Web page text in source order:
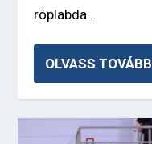
röplabda...
OLVASS TOVÁBB